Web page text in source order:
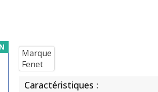
Caractéristiques :
Marque
Fenet